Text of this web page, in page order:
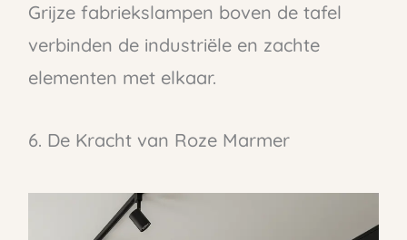
Grijze fabriekslampen boven de tafel
verbinden de industriële en zachte
elementen met elkaar.
6. De Kracht van Roze Marmer